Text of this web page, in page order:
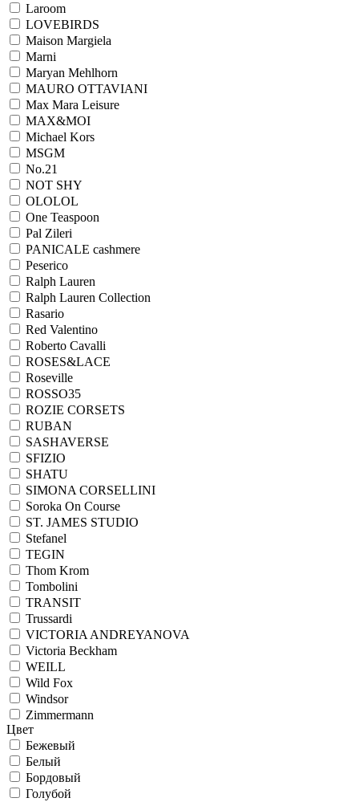
Laroom
LOVEBIRDS
Maison Margiela
Marni
Maryan Mehlhorn
MAURO OTTAVIANI
Max Mara Leisure
MAX&MOI
Michael Kors
MSGM
No.21
NOT SHY
OLOLOL
One Teaspoon
Pal Zileri
PANICALE cashmere
Peserico
Ralph Lauren
Ralph Lаuren Collection
Rasario
Red Valentino
Roberto Cavalli
ROSES&LACE
Roseville
ROSSO35
ROZIE CORSETS
RUBAN
SASHAVERSE
SFIZIO
SHATU
SIMONA CORSELLINI
Soroka On Course
ST. JAMES STUDIO
Stefanel
TEGIN
Thom Krom
Tombolini
TRANSIT
Trussardi
VICTORIA ANDREYANOVA
Victoria Beckham
WEILL
Wild Fox
Windsor
Zimmermann
Цвет
Бежевый
Белый
Бордовый
Голубой